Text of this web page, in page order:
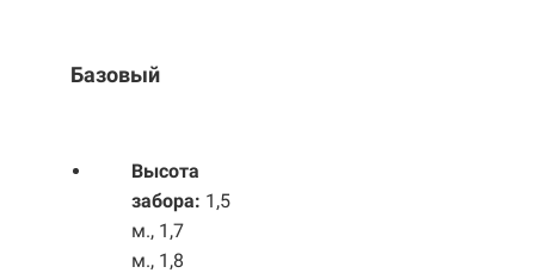
Базовый
Высота
забора: 1,5
м., 1,7
м., 1,8